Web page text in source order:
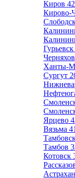
Киров
Кирово-
Гурьевск
Ханты-
Сургут
Ярцево
Вязьма 41
Тамбов
Котовск